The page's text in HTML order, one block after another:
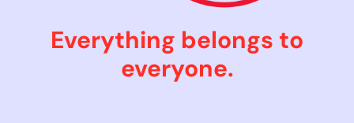
Everything belongs to
everyone.